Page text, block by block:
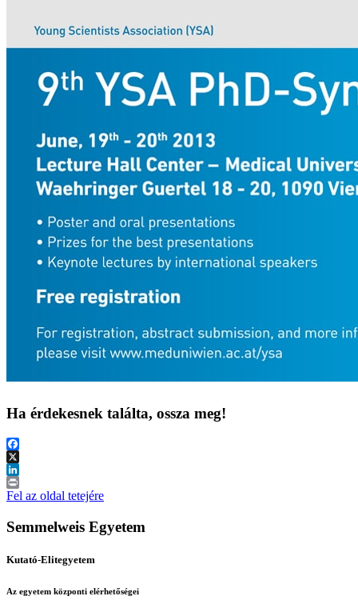
Ha érdekesnek találta, ossza meg!
Facebook
X
LinkedIn
Print
Fel az oldal tetejére
Semmelweis Egyetem
Kutató-Elitegyetem
Az egyetem központi elérhetőségei